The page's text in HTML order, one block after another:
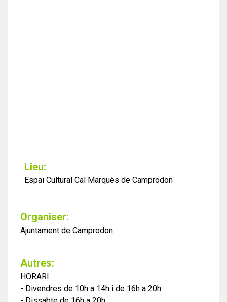
Lieu:
Espai Cultural Cal Marquès de Camprodon
Organiser:
Ajuntament de Camprodon
Autres:
HORARI:
- Divendres de 10h a 14h i de 16h a 20h